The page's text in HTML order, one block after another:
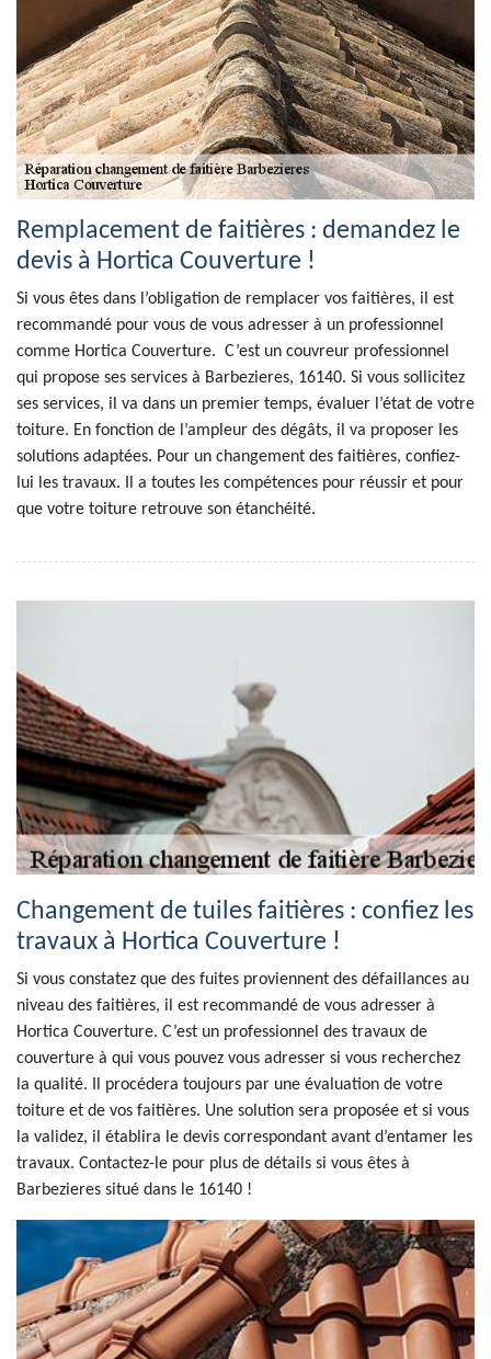
Remplacement de faitières : demandez le
devis à Hortica Couverture !
Si vous êtes dans l’obligation de remplacer vos faitières, il est
recommandé pour vous de vous adresser à un professionnel
comme Hortica Couverture. C’est un couvreur professionnel
qui propose ses services à Barbezieres, 16140. Si vous sollicitez
ses services, il va dans un premier temps, évaluer l’état de votre
toiture. En fonction de l’ampleur des dégâts, il va proposer les
solutions adaptées. Pour un changement des faitières, confiez-
lui les travaux. Il a toutes les compétences pour réussir et pour
que votre toiture retrouve son étanchéité.
Changement de tuiles faitières : confiez les
travaux à Hortica Couverture !
Si vous constatez que des fuites proviennent des défaillances au
niveau des faitières, il est recommandé de vous adresser à
Hortica Couverture. C’est un professionnel des travaux de
couverture à qui vous pouvez vous adresser si vous recherchez
la qualité. Il procédera toujours par une évaluation de votre
toiture et de vos faitières. Une solution sera proposée et si vous
la validez, il établira le devis correspondant avant d’entamer les
travaux. Contactez-le pour plus de détails si vous êtes à
Barbezieres situé dans le 16140 !